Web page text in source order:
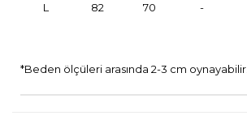
L
82 70 -
*Beden ölçüleri arasında 2-3 cm oynayabilir.